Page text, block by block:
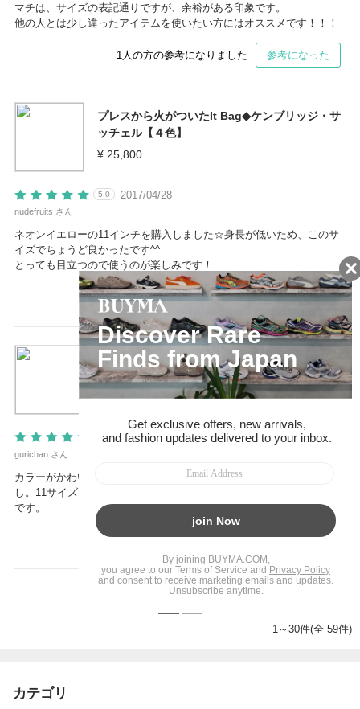
マチは、サイズの表記通りですが、余裕がある印象です。
他の人とは少し違ったアイテムを使いたい方にはオススメです！！！
1 人の方の参考になりました 参考になった
プレスから火がついたIt Bag◆ケンブリッジ・サ
ッチェル【４色】
¥ 25,800
2017/04/28
5.0
nudefruits さん
ネオンイエローの11インチを購入しました☆身長が低いため、このサ
イズでちょうど良かったです^^
とっても目立つので使うのが楽しみです！
1人の方の参考になりました 参考になった
手持即発◆ケンブリッジ・サッチェル◆ネオング
リーン11インチ
¥ 16,500
2017/04/28
5.0
gurichan さん
カラーがかわいく、ファッションのポイントになることまちがいな
し。11サイズは、お財布、携帯、ハンカチetcが入るコンパクトサイズ
です。
0人の方の参考になりました 参考になった
1～30件(全 59件)
カテゴリ